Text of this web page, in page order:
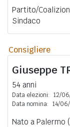
Partito/
Sindaco
Consigliere
Giuseppe
54 anni
Data elezioni: 12/
Data nomina: 14/
Nato a Palermo